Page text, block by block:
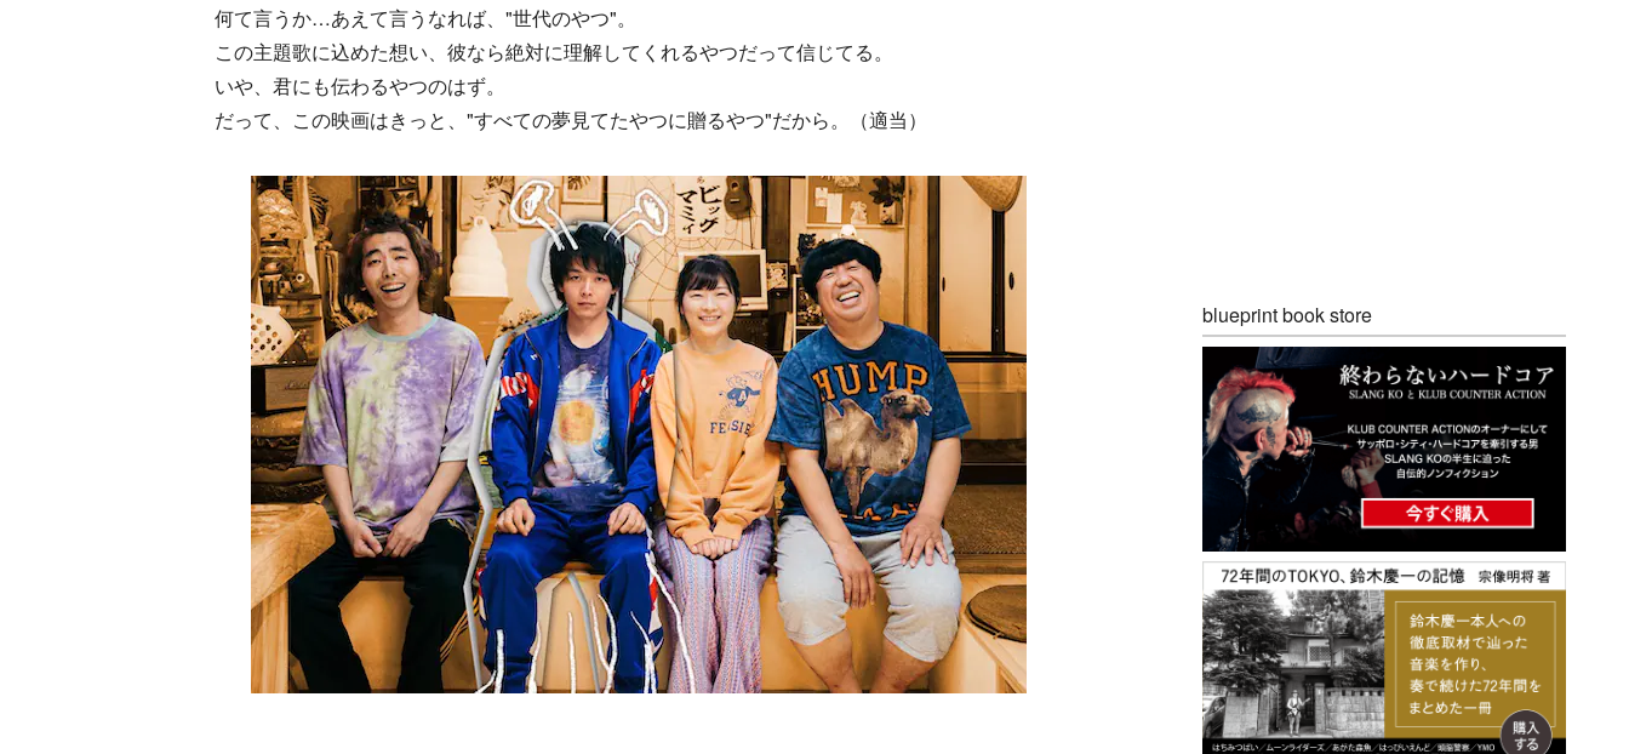
何て言うか…あえて言うなれば、"世代のやつ"。
この主題歌に込めた想い、彼なら絶対に理解してくれるやつだって信じてる。
いや、君にも伝わるやつのはず。
だって、この映画はきっと、"すべての夢見てたやつに贈るやつ"だから。（適当）
blueprint book store